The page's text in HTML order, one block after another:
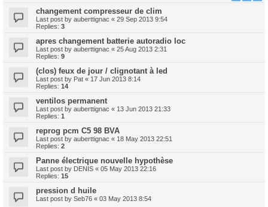
changement compresseur de clim
Last post by auberttignac « 29 Sep 2013 9:54
Replies: 3
apres changement batterie autoradio loc
Last post by auberttignac « 25 Aug 2013 2:31
Replies: 9
(clos) feux de jour / clignotant à led
Last post by Pat « 17 Jun 2013 8:14
Replies: 14
ventilos permanent
Last post by auberttignac « 13 Jun 2013 21:33
Replies: 1
reprog pcm C5 98 BVA
Last post by auberttignac « 18 May 2013 22:51
Replies: 2
Panne électrique nouvelle hypothèse
Last post by DENIS « 05 May 2013 22:16
Replies: 15
pression d huile
Last post by Seb76 « 03 May 2013 8:54